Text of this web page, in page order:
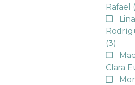
Rafael
(3)
Clara